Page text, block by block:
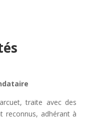
traite avec des
reconnus, adhérant à